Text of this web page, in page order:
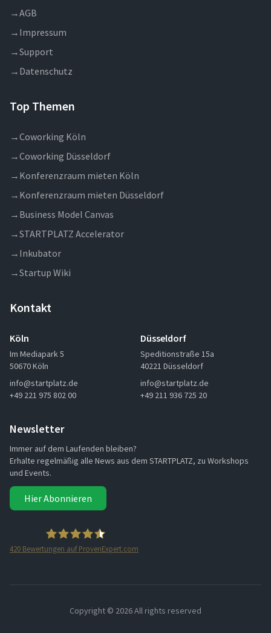
→AGB
→ Impressum
→Support
→ Datenschutz
Top Themen
→Coworking Köln
→Coworking Düsseldorf
→ Konferenzraum mieten Köln
→ Konferenzraum mieten Düsseldorf
→ Business Model Canvas
→STARTPLATZ Accelerator
→ Inkubator
→Startup Wiki
Kontakt
Köln
Im Mediapark 5
50670 Köln
info@startplatz.de
+49 221 975 802 00
Düsseldorf
Speditionstraße 15a
40221 Düsseldorf
info@startplatz.de
+49 211 936 725 20
Newsletter
Immer auf dem Laufenden bleiben?
Erhalte regelmäßig alle News aus dem STARTPLATZ, zu Workshops
und Events.
Hier Abonnieren
420 Bewertungen auf ProvenExpert.com
Copyright © 2026 All rights reserved